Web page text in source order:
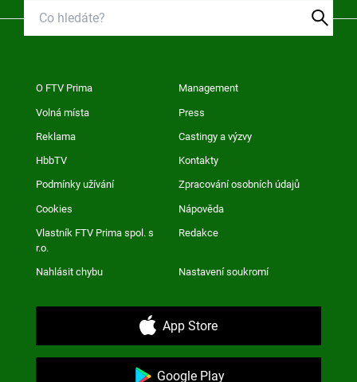
O FTV Prima Management
Volná místa Press
Reklama Castingy a výzvy
HbbTV Kontakty
Podmínky užívání Zpracování osobních údajů
Cookies Nápověda
Vlastník FTV Prima spol. s
r.o.
Redakce
Nahlásit chybu Nastavení soukromí
App Store
Google Play